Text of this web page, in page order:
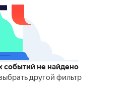
событий не найдено
другой фильтр